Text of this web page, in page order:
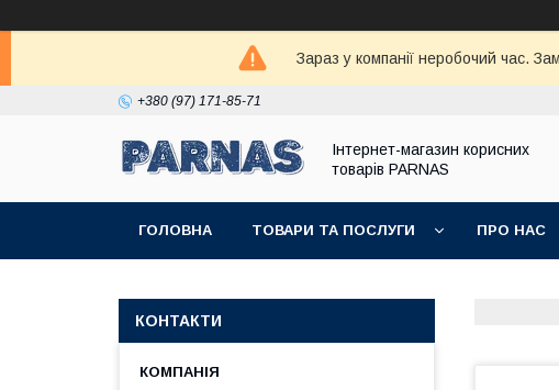
Зараз у компанії неробочий час.
+380 (97) 171-85-71
Інтернет-магазин корисних
товарів PARNAS
ГОЛОВНА ТОВАРИ ТА ПОСЛУГИ ПРО НАС
КОНТАКТИ